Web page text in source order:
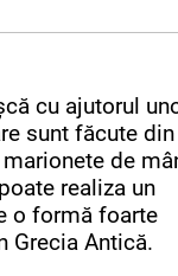
cu ajutorul
sunt făcute din
de
realiza un
o formă foarte
Grecia Antică.